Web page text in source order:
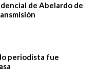
de Abelardo de
periodista fue